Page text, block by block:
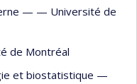
— — Université de
de Montréal
et biostatistique —